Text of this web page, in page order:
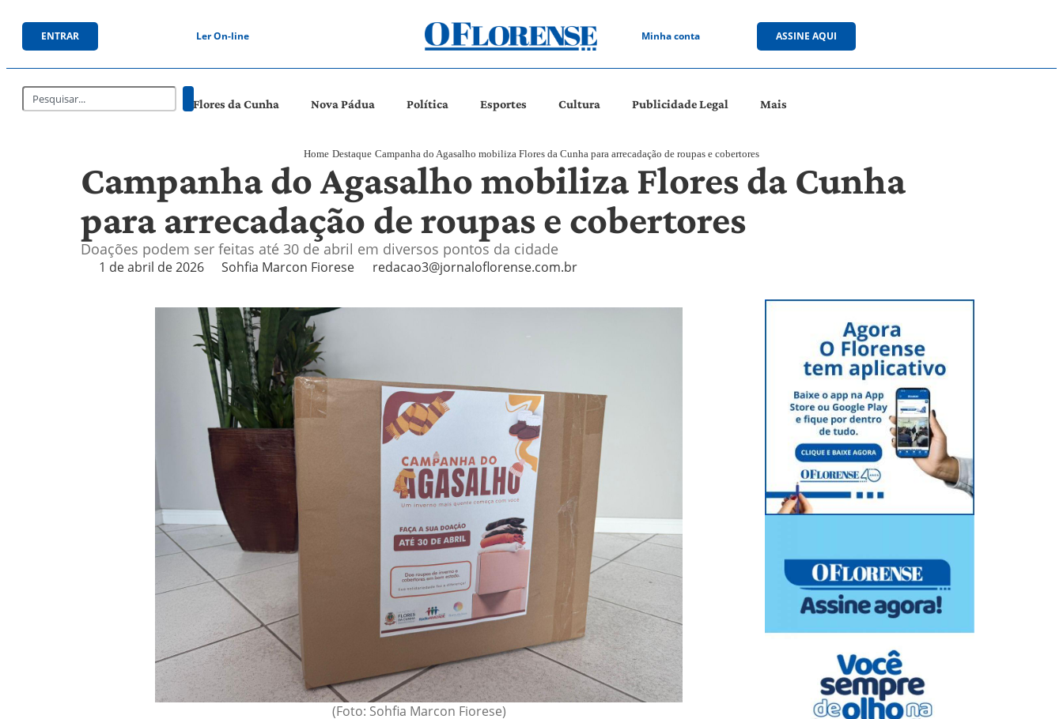
ENTRAR Ler On-line Minha conta ASSINE AQUI
Flores da Cunha Nova Pádua Política Esportes Cultura Publicidade Legal Mais
Home Destaque Campanha do Agasalho mobiliza Flores da Cunha para arrecadação de roupas e cobertores
Campanha do Agasalho mobiliza Flores da Cunha
para arrecadação de roupas e cobertores
Doações podem ser feitas até 30 de abril em diversos pontos da cidade
1 de abril de 2026 Sohfia Marcon Fiorese redacao3@jornaloflorense.com.br
(Foto: Sohfia Marcon Fiorese)